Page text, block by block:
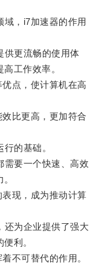
，i7加速器的作用
更流畅的使用体
工作效率。
点，使计算机在高
比更高，更加符合
的基础。
要一个快速、高效
现，成为推动计算
为企业提供了强大
利。
不可替代的作用。